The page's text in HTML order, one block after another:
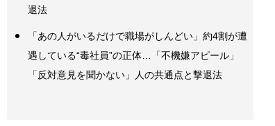
退法
「あの人がいるだけで職場がしんどい」約4割が遭
遇している“毒社員”の正体…「不機嫌アピール」
「反対意見を聞かない」人の共通点と撃退法